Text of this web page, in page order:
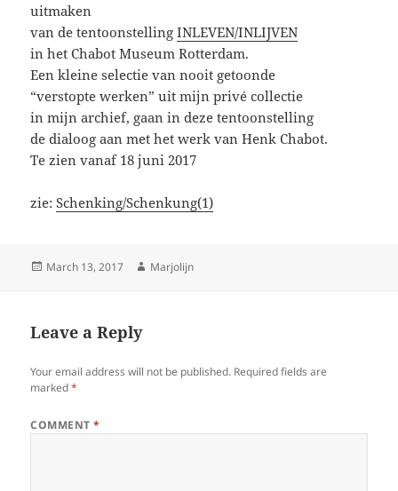
uitmaken
van de tentoonstellingINLEVEN/INLIJVEN
in het Chabot Museum Rotterdam.
Een kleine selectie van nooit getoonde
“verstopte werken” uit mijn privé collectie
in mijn archief, gaan in deze tentoonstelling
de dialoog aan met het werk van Henk Chabot.
Te zien vanaf 18 juni 2017
zie:Schenking/Schenkung(1)
Posted
March 13, 2017 Author
Marjolijn
Leave a Reply
Your email address will not be published. Required fields are
marked*
COMMENT*